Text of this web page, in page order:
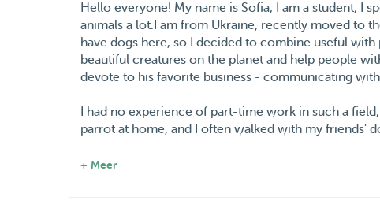
Hello everyone! My name is Sofia, I am a student, I
animals a lot.I am from Ukraine, recently moved to
have dogs here, so I decided to combine useful
beautiful creatures on the planet and help people
devote to his favorite business - communicating
I had no experience of part-time work in such a
parrot at home, and I often walked with my friends'
I had a friend who was engaged in breeding and
+ Meer